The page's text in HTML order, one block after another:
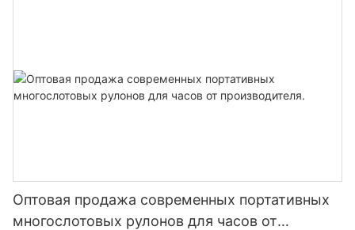
Оптовая продажа современных портативных
многослотовых рулонов для часов от